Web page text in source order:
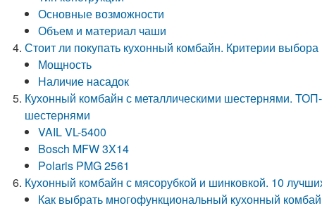
Основные возможности
Объем и материал чаши
Стоит ли покупать кухонный комбайн. Критерии выбора
Мощность
Наличие насадок
Кухонный комбайн с металлическими шестернями.
шестернями
VAIL VL-5400
Bosch MFW 3X14
Polaris PMG 2561
Кухонный комбайн с мясорубкой и шинковкой. 10
Как выбрать многофункциональный кухонный